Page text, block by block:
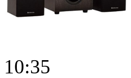
10:35